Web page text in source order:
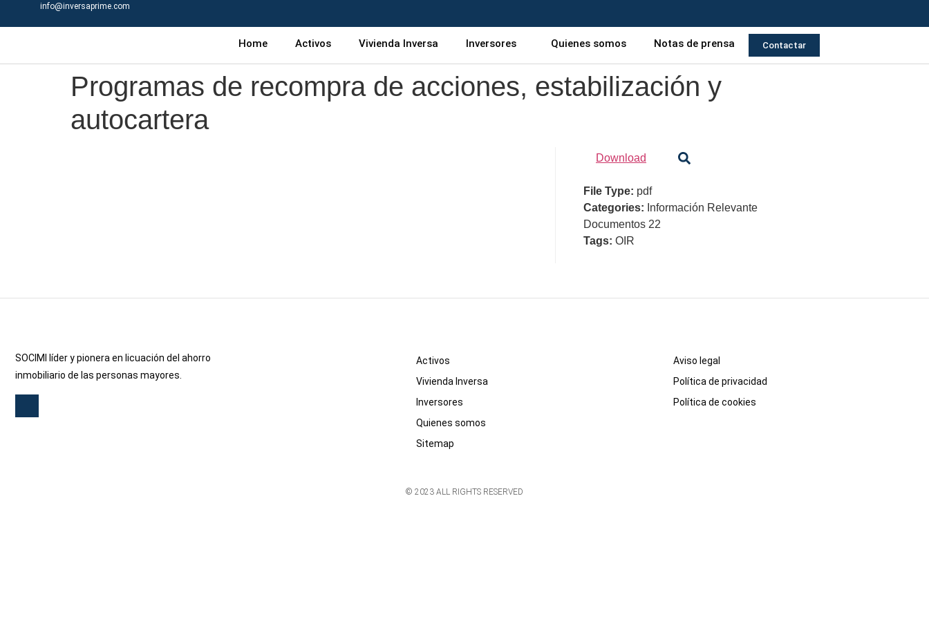
info@inversaprime.com
Home Activos Vivienda Inversa Inversores Quienes somos Notas de prensa Contactar
Programas de recompra de acciones, estabilización y
autocartera
Download
File Type: pdf
Categories: Información Relevante
Documentos 22
Tags: OIR
SOCIMI líder y pionera en licuación del ahorro
inmobiliario de las personas mayores.
Activos
Vivienda Inversa
Inversores
Quienes somos
Sitemap
Aviso legal
Política de privacidad
Política de cookies
© 2023 ALL RIGHTS RESERVED​